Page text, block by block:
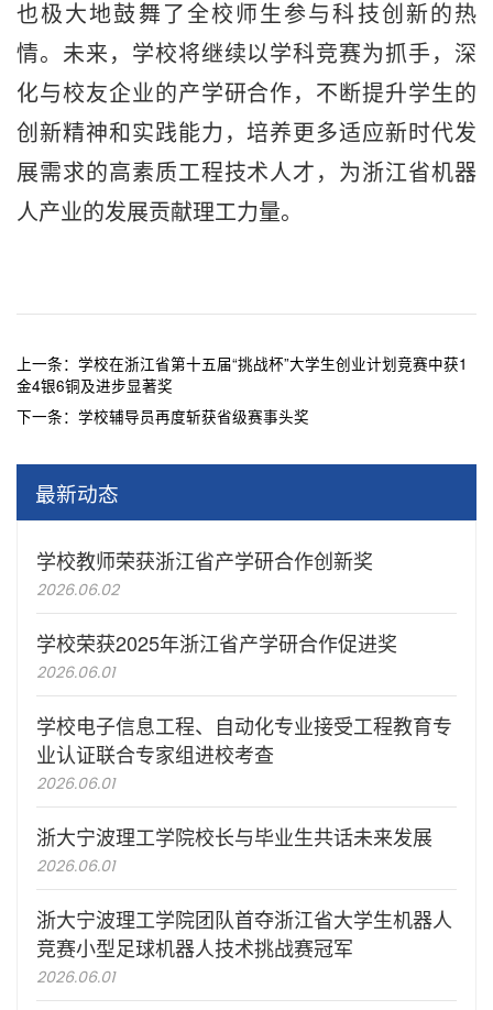
也极大地鼓舞了全校师生参与科技创新的热
情。未来，学校将继续以学科竞赛为抓手，深
化与校友企业的产学研合作，不断提升学生的
创新精神和实践能力，培养更多适应新时代发
展需求的高素质工程技术人才，为浙江省机器
人产业的发展贡献理工力量。
上一条： 学校在浙江省第十五届“挑战杯”大学生创业计划竞赛中获1
金4银6铜及进步显著奖
下一条： 学校辅导员再度斩获省级赛事头奖
最新动态
学校教师荣获浙江省产学研合作创新奖
2026.06.02
学校荣获2025年浙江省产学研合作促进奖
2026.06.01
学校电子信息工程、自动化专业接受工程教育专
业认证联合专家组进校考查
2026.06.01
浙大宁波理工学院校长与毕业生共话未来发展
2026.06.01
浙大宁波理工学院团队首夺浙江省大学生机器人
竞赛小型足球机器人技术挑战赛冠军
2026.06.01